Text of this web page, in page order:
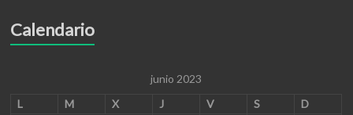
Calendario
junio 2023
L
M X J V S
D